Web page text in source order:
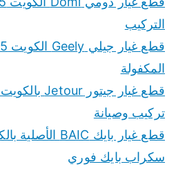
التركيب
المكفولة
تركيب وصيانة
سكراب بايك فوري